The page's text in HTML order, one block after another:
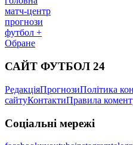
матч-центр
прогнози
футбол +
Обране
САЙТ ФУТБОЛ 24
РедакціяПрогнозиПолітика
сайтуКонтактиПравила
Соціальні мережі